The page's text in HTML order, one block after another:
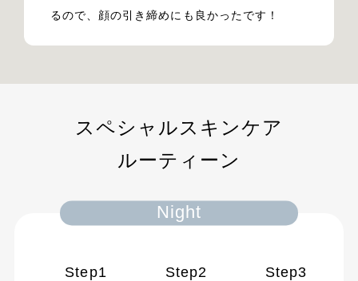
るので、顔の引き締めにも良かったです！
スペシャルスキンケア
ルーティーン
Night
Step1 Step2 Step3